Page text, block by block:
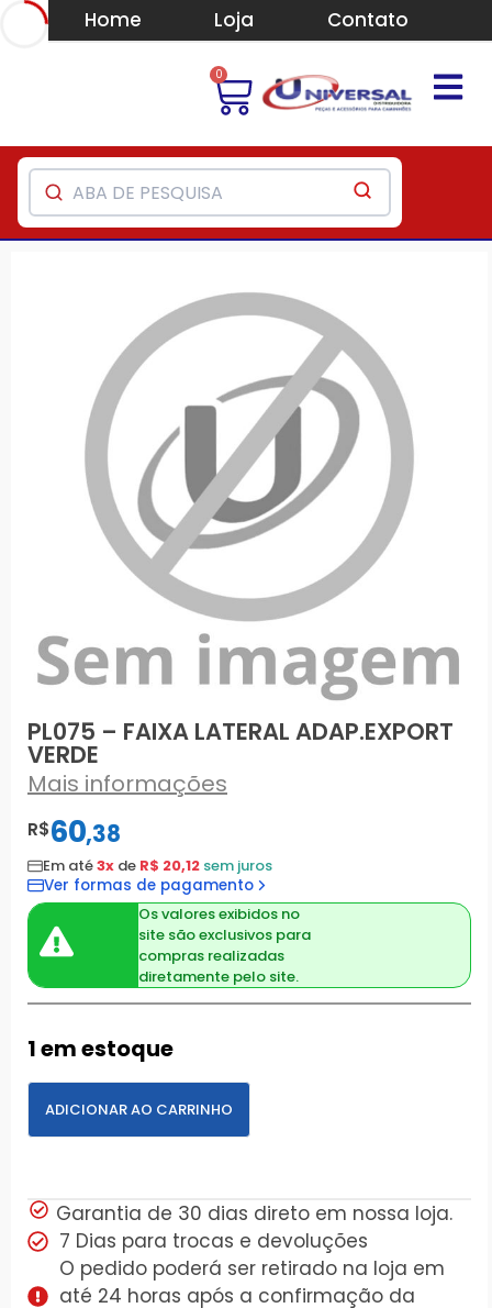
Home Loja Contato
0
PL075 – FAIXA LATERAL ADAP.EXPORT
VERDE
Mais informações
R$60,38
Em até3x de R$ 20,12 sem juros
Ver formas de pagamento
Os valores exibidos no
site são exclusivos para
compras realizadas
diretamente pelo site.
1 em estoque
ADICIONAR AO CARRINHO
Garantia de 30 dias direto em nossa loja.
7 Dias para trocas e devoluções
O pedido poderá ser retirado na loja em
até 24 horas após a confirmação da